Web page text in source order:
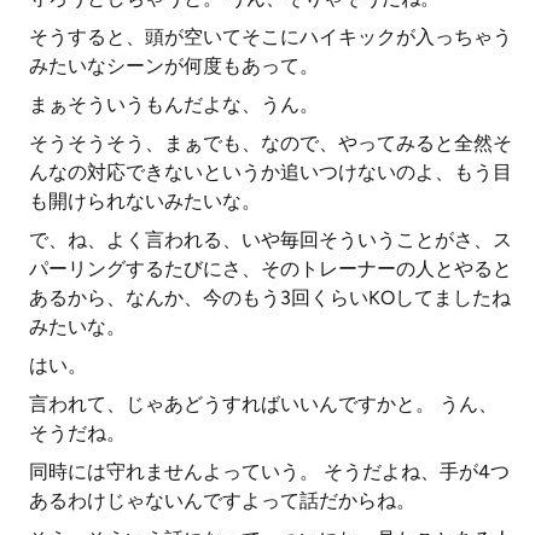
そうすると、頭が空いてそこにハイキックが入っちゃう
みたいなシーンが何度もあって。
まぁそういうもんだよな、うん。
そうそうそう、まぁでも、なので、やってみると全然そ
んなの対応できないというか追いつけないのよ、もう目
も開けられないみたいな。
で、ね、よく言われる、いや毎回そういうことがさ、ス
パーリングするたびにさ、そのトレーナーの人とやると
あるから、なんか、今のもう3回くらいKOしてましたね
みたいな。
はい。
言われて、じゃあどうすればいいんですかと。 うん、
そうだね。
同時には守れませんよっていう。 そうだよね、手が4つ
あるわけじゃないんですよって話だからね。